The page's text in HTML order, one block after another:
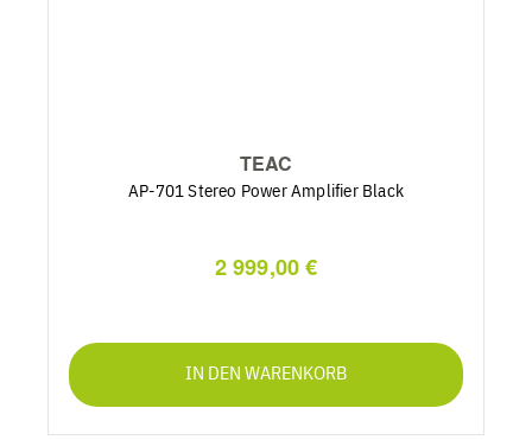
TEAC
AP-701 Stereo Power Amplifier Black
2 999,00 €
IN DEN WARENKORB